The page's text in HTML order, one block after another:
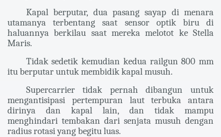
Kapal berputar, dua pasang sayap di menara
utamanya terbentang saat sensor optik biru di
haluannya berkilau saat mereka melotot ke Stella
Maris.
Tidak sedetik kemudian kedua railgun 800 mm
itu berputar untuk membidik kapal musuh.
Supercarrier tidak pernah dibangun untuk
mengantisipasi pertempuran laut terbuka antara
dirinya dan kapal lain, dan tidak mampu
menghindari tembakan dari senjata musuh dengan
radius rotasi yang begitu luas.